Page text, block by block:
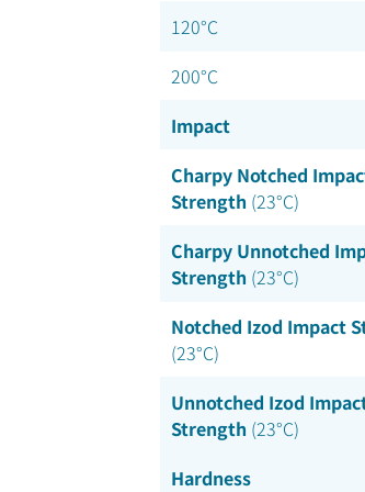
120°C
200°C
Impact
Charpy Notched
Strength(23°C)
Charpy Unnotched
Strength (23°C)
Notched Izod Impact
(23°C)
Unnotched Izod
Strength (23°C)
Hardness